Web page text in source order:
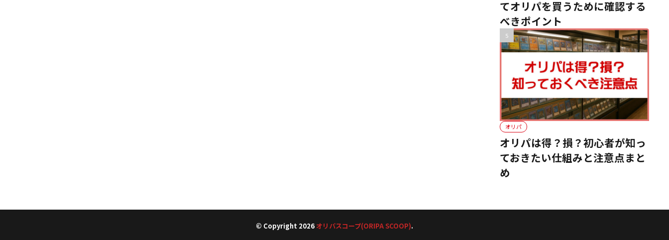
てオリパを買うために確認する
べきポイント
オリパ
オリパは得？損？初心者が知っ
ておきたい仕組みと注意点まと
め
© Copyright 2026 オリパスコープ(ORIPA SCOOP).